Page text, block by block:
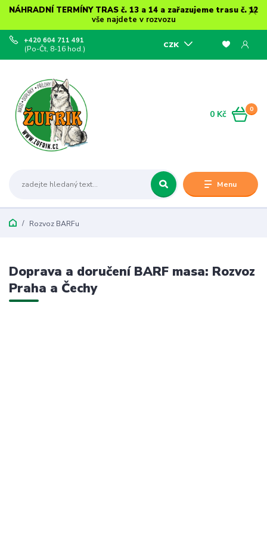
NÁHRADNÍ TERMÍNY TRAS č. 13 a 14 a zařazujeme trasu č. 12
vše najdete v rozvozu
Menu
CZK
+420 604 711 491
(Po-Čt, 8-16 hod.)
0
0 Kč
Rozvoz BARFu
Doprava a doručení BARF masa: Rozvoz
Praha a Čechy